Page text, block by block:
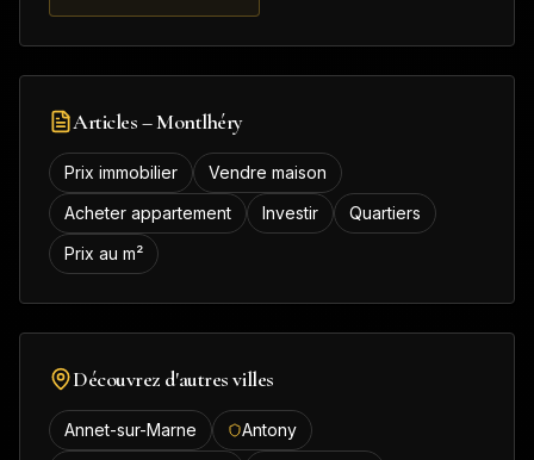
Articles –Montlhéry
Prix immobilier
Vendre maison
Acheter appartement
Investir
Quartiers
Prix au m²
Découvrez d'autres villes
Annet-sur-Marne
Antony